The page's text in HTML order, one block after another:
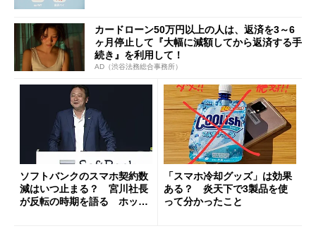
カードローン50万円以上の人は、返済を3～6
ヶ月停止して『大幅に減額してから返済する手
続き』を利用して！
AD（渋谷法務総合事務所）
ソフトバンクのスマホ契約数
減はいつ止まる？ 宮川社長
が反転の時期を語る ホッピ
「スマホ冷却グッズ」は効果
ある？ 炎天下で3製品を使
って分かったこと